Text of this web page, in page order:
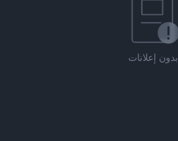
بدون إعلانات